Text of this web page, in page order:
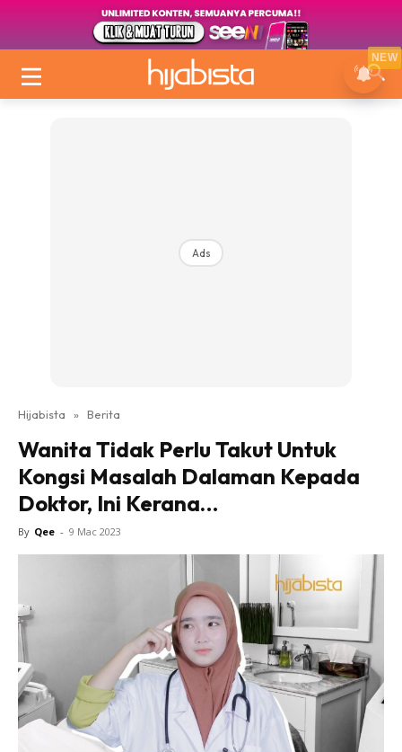
Ads
Hijabista » Berita
Wanita Tidak Perlu Takut Untuk
Kongsi Masalah Dalaman Kepada
Doktor, Ini Kerana…
By Qee - 9 Mac 2023
NEW